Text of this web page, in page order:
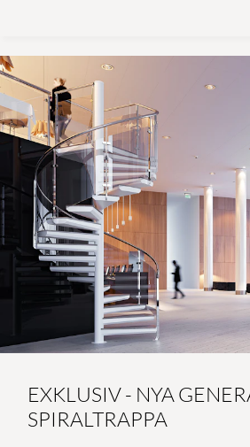
EXKLUSIV - NYA
SPIRALTRAPPA